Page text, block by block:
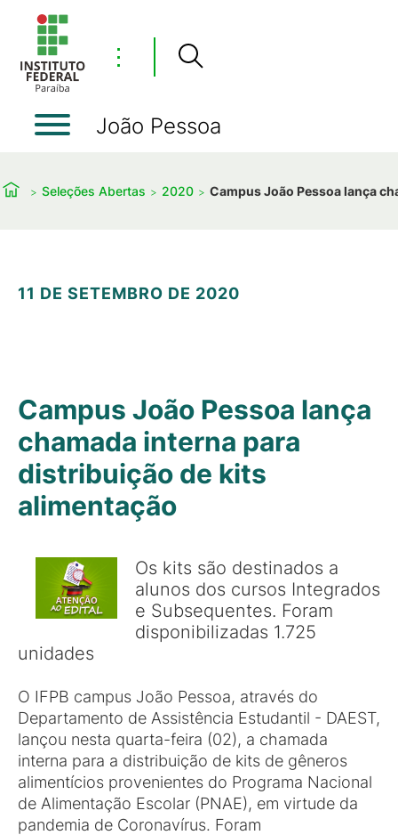
⋮
João Pessoa
Seleções Abertas 2020 Campus João Pessoa lança
11 DE SETEMBRO DE 2020
Campus João Pessoa lança
chamada interna para
distribuição de kits
alimentação
Os kits são destinados a
alunos dos cursos Integrados
e Subsequentes. Foram
disponibilizadas 1.725
unidades
O IFPB campus João Pessoa, através do
Departamento de Assistência Estudantil - DAEST,
lançou nesta quarta-feira (02), a chamada
interna para a distribuição de kits de gêneros
alimentícios provenientes do Programa Nacional
de Alimentação Escolar (PNAE), em virtude da
pandemia de Coronavírus. Foram